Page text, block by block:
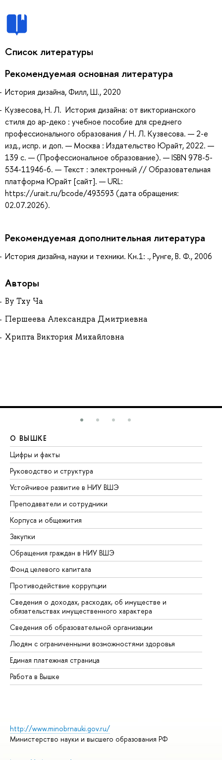
Список литературы
Рекомендуемая основная литература
История дизайна, Филл, Ш., 2020
Кузвесова, Н. Л. История дизайна: от викторианского
стиля до ар-деко : учебное пособие для среднего
профессионального образования / Н. Л. Кузвесова. — 2-е
изд., испр. и доп. — Москва : Издательство Юрайт, 2022. —
139 с. — (Профессиональное образование). — ISBN 978-5-
534-11946-6. — Текст : электронный // Образовательная
платформа Юрайт [сайт]. — URL:
https://urait.ru/bcode/493593 (дата обращения:
02.07.2026).
Рекомендуемая дополнительная литература
История дизайна, науки и техники. Кн.1: ., Рунге, В. Ф., 2006
Авторы
Ву Тху Ча
Першеева Александра Дмитриевна
Хрипта Виктория Михайловна
О ВЫШКЕ
Цифры и факты
Руководство и структура
Устойчивое развитие в НИУ ВШЭ
Преподаватели и сотрудники
Корпуса и общежития
Закупки
Обращения граждан в НИУ ВШЭ
Фонд целевого капитала
Противодействие коррупции
Сведения о доходах, расходах, об имуществе и
обязательствах имущественного характера
Сведения об образовательной организации
Людям с ограниченными возможностями здоровья
Единая платежная страница
Работа в Вышке
http://www.minobrnauki.gov.ru/
Министерство науки и высшего образования РФ